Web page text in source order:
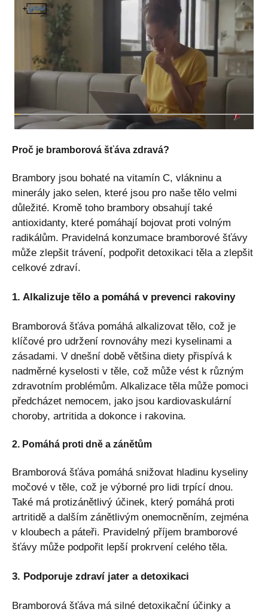
Proč je bramborová šťáva zdravá?
Brambory jsou bohaté na vitamín C, vlákninu a
minerály jako selen, které jsou pro naše tělo velmi
důležité. Kromě toho brambory obsahují také
antioxidanty, které pomáhají bojovat proti volným
radikálům. Pravidelná konzumace bramborové šťávy
může zlepšit trávení, podpořit detoxikaci těla a zlepšit
celkové zdraví.
1. Alkalizuje tělo a pomáhá v prevenci rakoviny
Bramborová šťáva pomáhá alkalizovat tělo, což je
klíčové pro udržení rovnováhy mezi kyselinami a
zásadami. V dnešní době většina diety přispívá k
nadměrné kyselosti v těle, což může vést k různým
zdravotním problémům. Alkalizace těla může pomoci
předcházet nemocem, jako jsou kardiovaskulární
choroby, artritida a dokonce i rakovina.
2. Pomáhá proti dně a zánětům
Bramborová šťáva pomáhá snižovat hladinu kyseliny
močové v těle, což je výborné pro lidi trpící dnou.
Také má protizánětlivý účinek, který pomáhá proti
artritidě a dalším zánětlivým onemocněním, zejména
v kloubech a páteři. Pravidelný příjem bramborové
šťávy může podpořit lepší prokrvení celého těla.
3. Podporuje zdraví jater a detoxikaci
Bramborová šťáva má silné detoxikační účinky a